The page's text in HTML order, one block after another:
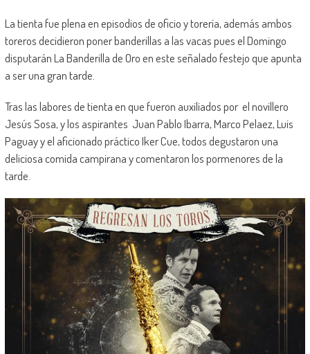
La tienta fue plena en episodios de oficio y torería, además ambos
toreros decidieron poner banderillas a las vacas pues el Domingo
disputarán La Banderilla de Oro en este señalado festejo que apunta
a ser una gran tarde.
Tras las labores de tienta en que fueron auxiliados por el novillero
Jesús Sosa, y los aspirantes Juan Pablo Ibarra, Marco Pelaez, Luis
Paguay y el aficionado práctico Iker Cue, todos degustaron una
deliciosa comida campirana y comentaron los pormenores de la
tarde.